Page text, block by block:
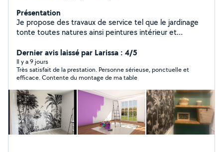
Présentation
Je propose des travaux de service tel que le jardinage
tonte toutes natures ainsi peintures intérieur et
verre ainsi que tous types de travail soigné
déménagement nettoyage et livraison de colis en
urgence manutention course rangement excetera tout
travail que vous ne pouvez pas faire par manque de
temps ou trop compliqué pour vous je suis à votre
service n hésité pas à me contacter c est un plaisir pour
moi de vous rendre service devis en fonction du travaille
qui sera raisonnable merci cordialement j attends vos
demandes personne dévoué et serviable.
Dernier avis laissé par Larissa : 4/5
Il y a 9 jours
Très satisfait de la prestation. Personne sérieuse, ponctuelle et
efficace. Contente du montage de ma table